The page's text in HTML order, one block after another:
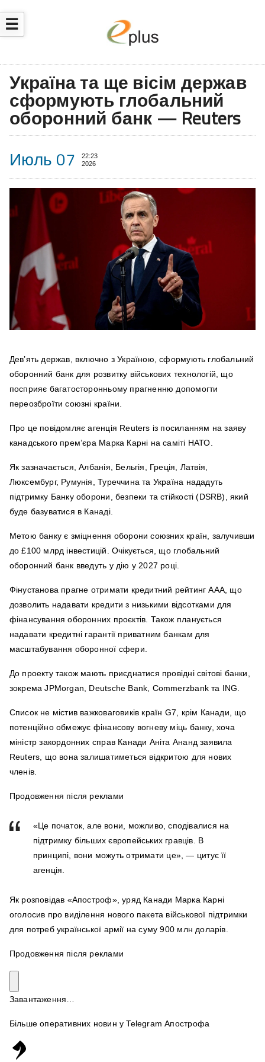
☰
Україна та ще вісім держав
сформують глобальний
оборонний банк — Reuters
Июль 07
22:23
2026
Дев’ять держав, включно з Україною, сформують глобальний
оборонний банк для розвитку військових технологій, що
посприяє багатосторонньому прагненню допомогти
переозброїти союзні країни.
Про це повідомляє агенція Reuters із посиланням на заяву
канадського прем’єра Марка Карні на саміті НАТО.
Як зазначається, Албанія, Бельгія, Греція, Латвія,
Люксембург, Румунія, Туреччина та Україна нададуть
підтримку Банку оборони, безпеки та стійкості (DSRB), який
буде базуватися в Канаді.
Метою банку є зміцнення оборони союзних країн, залучивши
до £100 млрд інвестицій. Очікується, що глобальний
оборонний банк введуть у дію у 2027 році.
Фінустанова прагне отримати кредитний рейтинг ААА, що
дозволить надавати кредити з низькими відсотками для
фінансування оборонних проєктів. Також планується
надавати кредитні гарантії приватним банкам для
масштабування оборонної сфери.
До проекту також мають приєднатися провідні світові банки,
зокрема JPMorgan, Deutsche Bank, Commerzbank та ING.
Список не містив важковаговиків країн G7, крім Канади, що
потенційно обмежує фінансову вогневу міць банку, хоча
міністр закордонних справ Канади Аніта Ананд заявила
Reuters, що вона залишатиметься відкритою для нових
членів.
Продовження після реклами
«Це початок, але вони, можливо, сподівалися на
підтримку більших європейських гравців. В
принципі, вони можуть отримати ⁠це», — цитує її
агенція.
Як розповідав «Апостроф», уряд Канади Марка Карні
оголосив про виділення нового пакета військової підтримки
для потреб української армії на суму 900 млн доларів.
Продовження після реклами
Завантаження…
Більше оперативних новин у Telegram Апострофа